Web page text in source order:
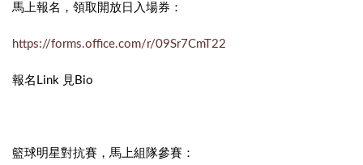
馬上報名，領取開放日入場券：
https://forms.office.com/r/09Sr7CmT22
報名Link 見Bio
籃球明星對抗賽，馬上組隊參賽：